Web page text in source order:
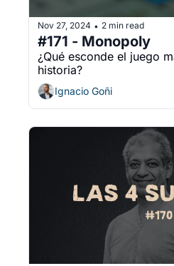
Nov 27, 2024 • 2 min read
#171 - Monopoly
¿Qué esconde el juego
historia?
Ignacio Goñi